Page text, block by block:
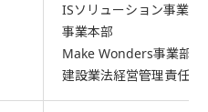
ISソリューション事業
事業本部
Make Wonders事業部 /
建設業法経営管理責任者